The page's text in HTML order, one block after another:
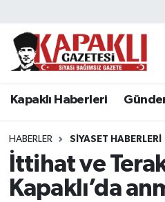
Kapaklı Haberleri
HABERLER SIYASET HABERLERI
İttihat ve
Kapaklı’da
Kapaklı Haberleri
Asayiş
Spor
Eğitim
Tekirdağ Nöbetçi
Tekirdağ Namaz
Tekirdağ Trafik
Süper Lig Puan